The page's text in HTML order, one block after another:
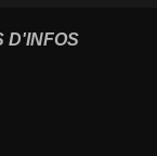
D'INFOS